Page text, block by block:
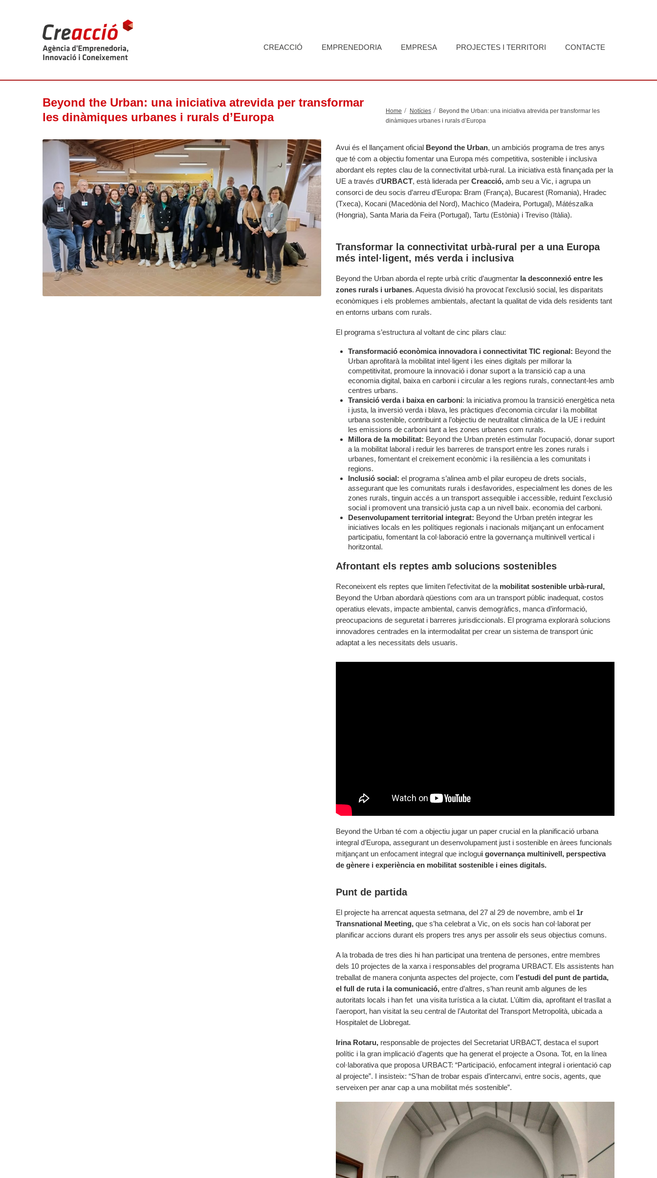
CREACCIÓ EMPRENEDORIA EMPRESA PROJECTES I TERRITORI CONTACTE
Beyond the Urban: una iniciativa atrevida per transformar
les dinàmiques urbanes i rurals d’Europa
Home Notícies
Beyond the Urban: una iniciativa atrevida per transformar les
dinàmiques urbanes i rurals d’Europa
Avui és el llançament oficial Beyond the Urban, un ambiciós programa de tres anys
que té com a objectiu fomentar una Europa més competitiva, sostenible i inclusiva
abordant els reptes clau de la connectivitat urbà-rural. La iniciativa està finançada per la
UE a través d’URBACT, està liderada per Creacció, amb seu a Vic, i agrupa un
consorci de deu socis d’arreu d’Europa: Bram (França), Bucarest (Romania), Hradec
(Txeca), Kocani (Macedònia del Nord), Machico (Madeira, Portugal), Mátészalka
(Hongria), Santa Maria da Feira (Portugal), Tartu (Estònia) i Treviso (Itàlia).
Transformar la connectivitat urbà-rural per a una Europa
més intel·ligent, més verda i inclusiva
Beyond the Urban aborda el repte urbà crític d’augmentar la desconnexió entre les
zones rurals i urbanes. Aquesta divisió ha provocat l’exclusió social, les disparitats
econòmiques i els problemes ambientals, afectant la qualitat de vida dels residents tant
en entorns urbans com rurals.
El programa s’estructura al voltant de cinc pilars clau:
Transformació econòmica innovadora i connectivitat TIC regional: Beyond the
Urban aprofitarà la mobilitat intel·ligent i les eines digitals per millorar la
competitivitat, promoure la innovació i donar suport a la transició cap a una
economia digital, baixa en carboni i circular a les regions rurals, connectant-les amb
centres urbans.
Transició verda i baixa en carboni: la iniciativa promou la transició energètica neta
i justa, la inversió verda i blava, les pràctiques d’economia circular i la mobilitat
urbana sostenible, contribuint a l’objectiu de neutralitat climàtica de la UE i reduint
les emissions de carboni tant a les zones urbanes com rurals.
Millora de la mobilitat: Beyond the Urban pretén estimular l’ocupació, donar suport
a la mobilitat laboral i reduir les barreres de transport entre les zones rurals i
urbanes, fomentant el creixement econòmic i la resiliència a les comunitats i
regions.
Inclusió social: el programa s’alinea amb el pilar europeu de drets socials,
assegurant que les comunitats rurals i desfavorides, especialment les dones de les
zones rurals, tinguin accés a un transport assequible i accessible, reduint l’exclusió
social i promovent una transició justa cap a un nivell baix. economia del carboni.
Desenvolupament territorial integrat: Beyond the Urban pretén integrar les
iniciatives locals en les polítiques regionals i nacionals mitjançant un enfocament
participatiu, fomentant la col·laboració entre la governança multinivell vertical i
horitzontal.
Afrontant els reptes amb solucions sostenibles
Reconeixent els reptes que limiten l’efectivitat de la mobilitat sostenible urbà-rural,
Beyond the Urban abordarà qüestions com ara un transport públic inadequat, costos
operatius elevats, impacte ambiental, canvis demogràfics, manca d’informació,
preocupacions de seguretat i barreres jurisdiccionals. El programa explorarà solucions
innovadores centrades en la intermodalitat per crear un sistema de transport únic
adaptat a les necessitats dels usuaris.
Beyond the Urban té com a objectiu jugar un paper crucial en la planificació urbana
integral d’Europa, assegurant un desenvolupament just i sostenible en àrees funcionals
mitjançant un enfocament integral que inclogui governança multinivell, perspectiva
de gènere i experiència en mobilitat sostenible i eines digitals.
Punt de partida
El projecte ha arrencat aquesta setmana, del 27 al 29 de novembre, amb el 1r
Transnational Meeting, que s’ha celebrat a Vic, on els socis han col·laborat per
planificar accions durant els propers tres anys per assolir els seus objectius comuns.
A la trobada de tres dies hi han participat una trentena de persones, entre membres
dels 10 projectes de la xarxa i responsables del programa URBACT. Els assistents han
treballat de manera conjunta aspectes del projecte, com l’estudi del punt de partida,
el full de ruta i la comunicació, entre d’altres, s’han reunit amb algunes de les
autoritats locals i han fet una visita turística a la ciutat. L’últim dia, aprofitant el trasllat a
l’aeroport, han visitat la seu central de l’Autoritat del Transport Metropolità, ubicada a
Hospitalet de Llobregat.
Irina Rotaru, responsable de projectes del Secretariat URBACT, destaca el suport
polític i la gran implicació d’agents que ha generat el projecte a Osona. Tot, en la línea
col·laborativa que proposa URBACT: “Participació, enfocament integral i orientació cap
al projecte”. I insisteix: “S’han de trobar espais d’intercanvi, entre socis, agents, que
serveixen per anar cap a una mobilitat més sostenible”.